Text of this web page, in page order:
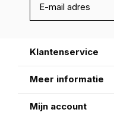
Klantenservice
Meer informatie
Mijn account